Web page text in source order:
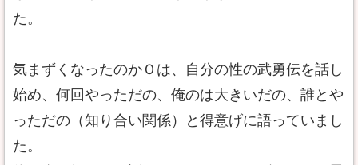
た。
気まずくなったのかＯは、自分の性の武勇伝を話し
始め、何回やっただの、俺のは大きいだの、誰とや
っただの（知り合い関係）と得意げに語っていまし
た。